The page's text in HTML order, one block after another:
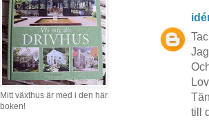
till
Mitt växthus är med i den här
boken!